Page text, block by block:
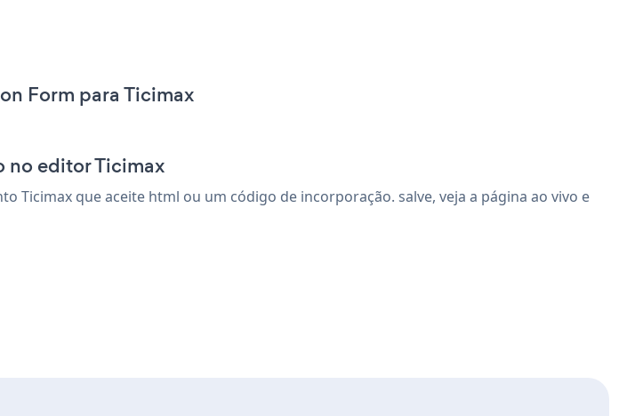
Form para Ticimax
editor Ticimax
Ticimax que aceite html ou um código de incorporação. salve, veja a página ao vivo e